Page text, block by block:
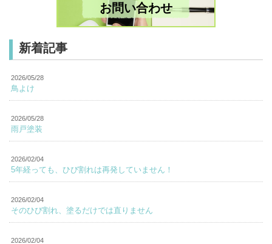
お問い合わせ
新着記事
2026/05/28
鳥よけ
2026/05/28
雨戸塗装
2026/02/04
5年経っても、ひび割れは再発していません！
2026/02/04
そのひび割れ、塗るだけでは直りません
2026/02/04